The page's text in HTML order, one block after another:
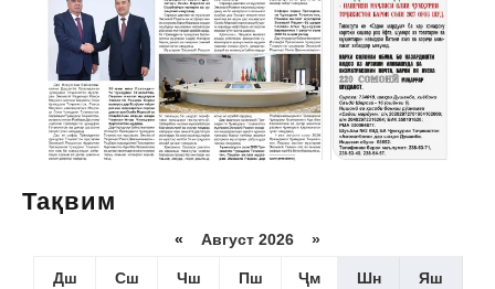
Тақвим
« Август 2026 »
Дш Сш Чш Пш Ҷм Шн Яш